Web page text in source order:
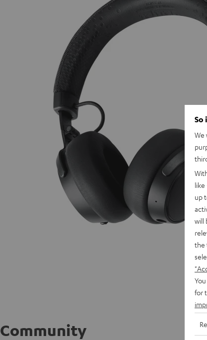
Community
So
We
up
will
the
for